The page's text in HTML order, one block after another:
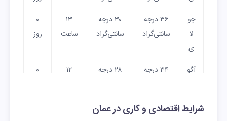
جو
لا
ی
۳۶ درجه
سانتی‌گراد
۳۰ درجه
سانتی‌گراد
۱۳
ساعت
۰
روز
آگو
۳۴ درجه
۲۸ درجه
۱۲
۰
شرایط اقتصادی و کاری در عمان